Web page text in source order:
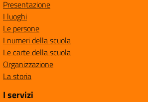
Presentazione
I luoghi
Le persone
I numeri della scuola
Le carte della scuola
Organizzazione
La storia
I servizi